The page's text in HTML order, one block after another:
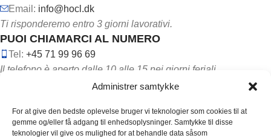
Administrer samtykke
For at give den bedste oplevelse bruger vi teknologier som cookies til at
gemme og/eller få adgang til enhedsoplysninger. Samtykke til disse
teknologier vil give os mulighed for at behandle data såsom
Email: info@hocl.dk
Ti risponderemo entro 3 giorni lavorativi.
PUOI CHIAMARCI AL NUMERO
Tel: +45 71 99 96 69
Il telefono è aperto dalle 10 alle 15 nei giorni feriali.